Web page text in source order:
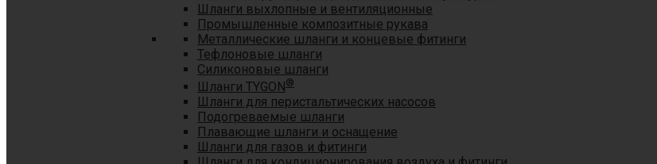
Шланги выхлопные и вентиляционные
Промышленные композитные рукава
Металлические шланги и концевые фитинги
Тефлоновые шланги
Силиконовые шланги
Шланги TYGON®
Шланги для перистальтических насосов
Подогреваемые шланги
Плавающие шланги и оснащение
Шланги для газов и фитинги